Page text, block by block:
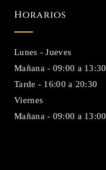
Horarios
Lunes - Jueves
Mañana - 09:00 a 13:30
Tarde - 16:00 a 20:30
Viernes
Mañana - 09:00 a 13:00